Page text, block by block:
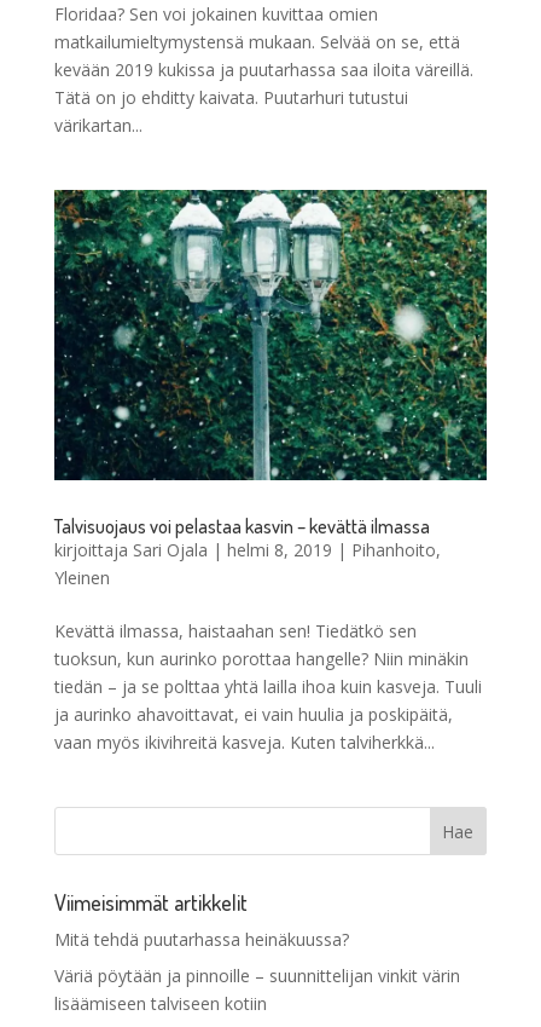
Floridaa? Sen voi jokainen kuvittaa omien
matkailumieltymystensä mukaan. Selvää on se, että
kevään 2019 kukissa ja puutarhassa saa iloita väreillä.
Tätä on jo ehditty kaivata. Puutarhuri tutustui
värikartan...
Talvisuojaus voi pelastaa kasvin – kevättä ilmassa
kirjoittaja Sari Ojala | helmi 8, 2019 | Pihanhoito,
Yleinen
Kevättä ilmassa, haistaahan sen! Tiedätkö sen
tuoksun, kun aurinko porottaa hangelle? Niin minäkin
tiedän – ja se polttaa yhtä lailla ihoa kuin kasveja. Tuuli
ja aurinko ahavoittavat, ei vain huulia ja poskipäitä,
vaan myös ikivihreitä kasveja. Kuten talviherkkä...
Viimeisimmät artikkelit
Mitä tehdä puutarhassa heinäkuussa?
Väriä pöytään ja pinnoille – suunnittelijan vinkit värin
lisäämiseen talviseen kotiin